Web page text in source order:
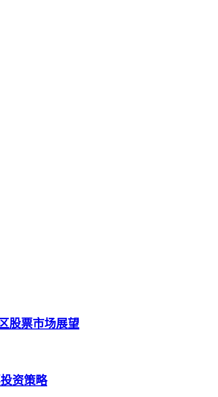
股票市场展望
资策略